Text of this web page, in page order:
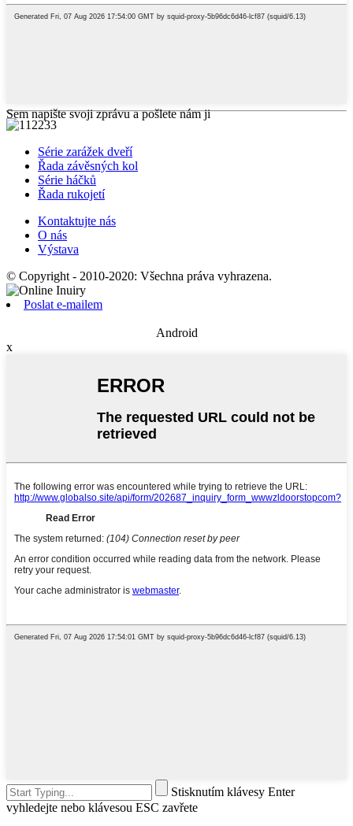
Sem napište svoji zprávu a pošlete nám ji
Série zarážek dveří
Řada závěsných kol
Série háčků
Řada rukojetí
Kontaktujte nás
O nás
Výstava
© Copyright - 2010-2020: Všechna práva vyhrazena.
Poslat e-mailem
Android
x
Stisknutím klávesy Enter
vyhledejte nebo klávesou ESC zavřete